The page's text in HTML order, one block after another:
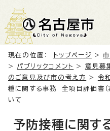
現在の位置： トップページ >
> パブリックコメント > 意見募
のご意見及び市の考え方
> 令
種に関する事務 全項目評価書（
いて
予防接種に関す